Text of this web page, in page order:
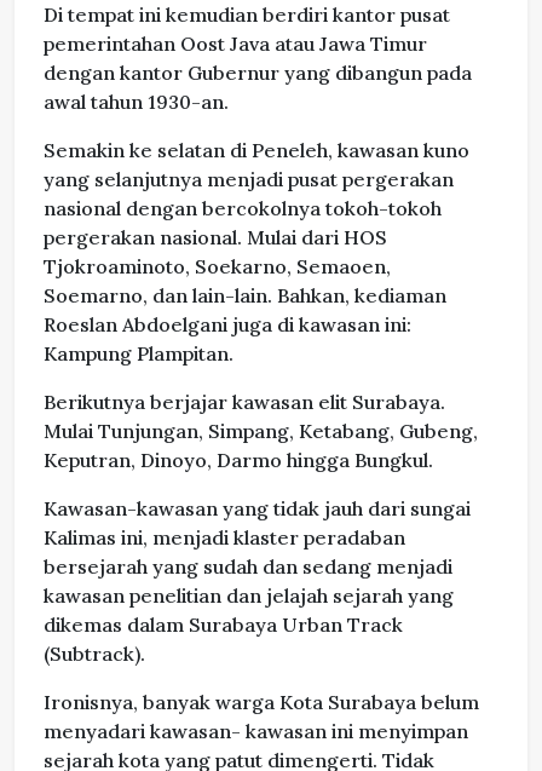
Di tempat ini kemudian berdiri kantor pusat
pemerintahan Oost Java atau Jawa Timur
dengan kantor Gubernur yang dibangun pada
awal tahun 1930-an.
Semakin ke selatan di Peneleh, kawasan kuno
yang selanjutnya menjadi pusat pergerakan
nasional dengan bercokolnya tokoh-tokoh
pergerakan nasional. Mulai dari HOS
Tjokroaminoto, Soekarno, Semaoen,
Soemarno, dan lain-lain. Bahkan, kediaman
Roeslan Abdoelgani juga di kawasan ini:
Kampung Plampitan.
Berikutnya berjajar kawasan elit Surabaya.
Mulai Tunjungan, Simpang, Ketabang, Gubeng,
Keputran, Dinoyo, Darmo hingga Bungkul.
Kawasan-kawasan yang tidak jauh dari sungai
Kalimas ini, menjadi klaster peradaban
bersejarah yang sudah dan sedang menjadi
kawasan penelitian dan jelajah sejarah yang
dikemas dalam Surabaya Urban Track
(Subtrack).
Ironisnya, banyak warga Kota Surabaya belum
menyadari kawasan- kawasan ini menyimpan
sejarah kota yang patut dimengerti. Tidak